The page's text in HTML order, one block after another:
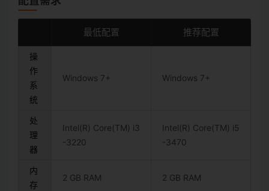
最低配置 推荐配置
操
作
系
统
Windows 7+ Windows 7+
处
理
器
Intel(R) Core(TM) i3
-3220
Intel(R) Core(TM) i5
-3470
内
存
2 GB RAM 2 GB RAM